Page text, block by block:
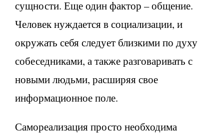
сущности. Еще один фактор – общение.
Человек нуждается в социализации, и
окружать себя следует близкими по духу
собеседниками, а также разговаривать с
новыми людьми, расширяя свое
информационное поле.
Самореализация просто необходима